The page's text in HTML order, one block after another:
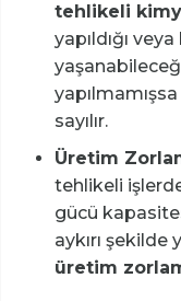
tehlikeli
yapıldığı
sayılır.
Üretim
tehlikeli
gücü
aykırı
üretim